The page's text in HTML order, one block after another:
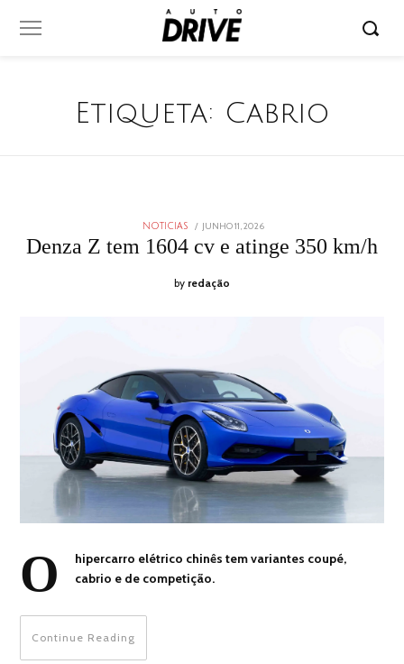
Etiqueta: Cabrio
NOTICIAS
POSTED
JUNHO 11, 2026JUNHO
2026
Denza Z tem 1604 cv e atinge 350 km/h
by redação
O
hipercarro elétrico chinês tem variantes coupé,
cabrio e de competição.
Continue Reading